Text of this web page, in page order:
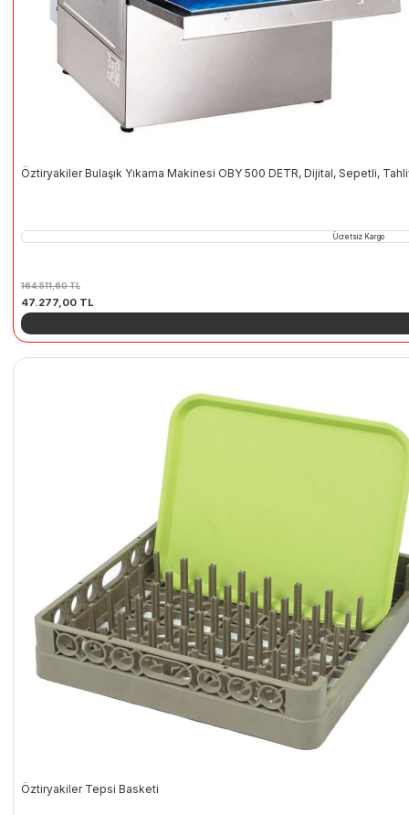
Öztiryakiler Bulaşık Yıkama Makinesi OBY 500 DETR, Dijital, Sepetli,
Ücretsiz Kargo
164.511,60TL
Orijinal
fiyat:
164.511,60 TL.
47.277,00 TLŞu
fiyat:
Öztiryakiler Tepsi Basketi